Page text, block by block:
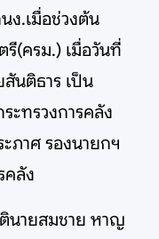
ง.เมื่อช่วงต้น
(ครม.) เมื่อวันที่
นติธาร เป็น
ะทรวงการคลัง
ภาศ รองนายกฯ
คลัง
ตินายสมชาย หาญ